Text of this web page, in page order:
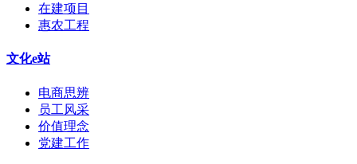
在建项目
惠农工程
文化e站
电商思辨
员工风采
价值理念
党建工作